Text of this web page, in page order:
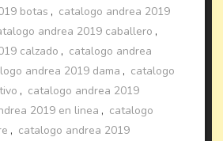
botas , catalogo andrea 2019
andrea 2019 caballero ,
calzado , catalogo andrea
andrea 2019 dama , catalogo
, catalogo andrea 2019
2019 en linea , catalogo
, catalogo andrea 2019